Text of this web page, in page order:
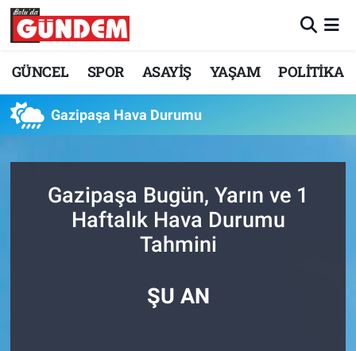
GÜNCEL SPOR ASAYİŞ YAŞAM POLİTİKA
Gazipaşa Hava Durumu
Gazipaşa Bugün, Yarın ve 1
Haftalık Hava Durumu
Tahmini
ŞU AN
Merkez Nöbetçi Eczaneler
Tüm Manşetler